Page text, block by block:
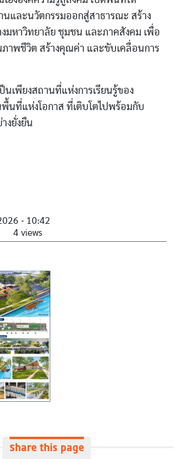
นและนวัตกรรมออกสู่สาธารณะ สร้าง
งมหาวิทยาลัย ชุมชน และภาคสังคม เพื่อ
าพชีวิต สร้างคุณค่า และขับเคลื่อนการ
นเพียงสถานที่แห่งการเรียนรู้ของ
นที่แห่งโอกาส ที่เติบโตไปพร้อมกับ
งยั่งยืน
- 10:42
4 views
Share this page